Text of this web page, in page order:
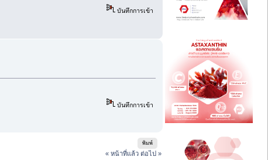
บันทึกการเข้า
บันทึกการเข้า
พิมพ์
« หน้าที่แล้ว ต่อไป »